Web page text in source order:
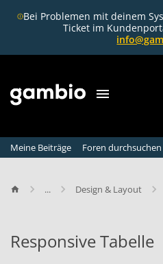
Bei Problemen mit deinem
Ticket im
Meine Beiträge Foren durchsuchen
... Design & Layout
Responsive Tabelle